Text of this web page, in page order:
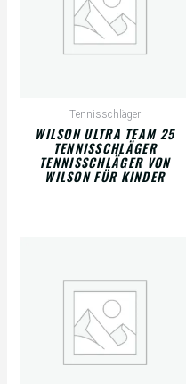
Tennisschläger
WILSON ULTRA TEAM 25
TENNISSCHLÄGER
TENNISSCHLÄGER VON
WILSON FÜR KINDER